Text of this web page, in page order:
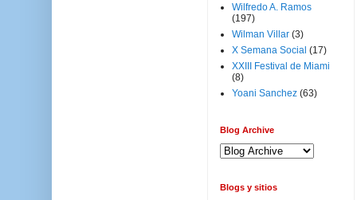
Wilfredo A. Ramos
(197)
Wilman Villar (3)
X Semana Social (17)
XXIII Festival de Miami
(8)
Yoani Sanchez (63)
Blog Archive
Blogs y sitios